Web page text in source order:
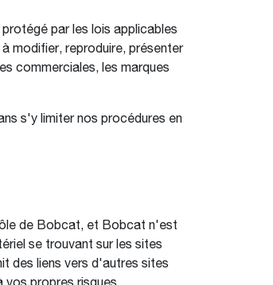
par les lois applicables
modifier, reproduire, présenter
commerciales, les marques
s'y limiter nos procédures en
de Bobcat, et Bobcat n'est
se trouvant sur les sites
des liens vers d'autres sites